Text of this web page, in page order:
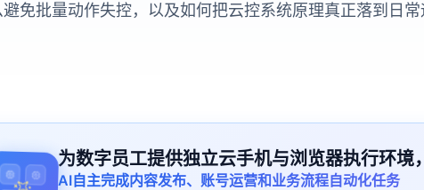
免批量动作失控，以及如何把云控系统原理真正落到日
为数字员工提供独立云手机与浏览器执行环境，
AI自主完成内容发布、账号运营和业务流程自动化任务